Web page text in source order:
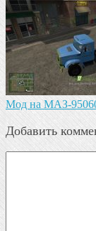
Mод на МАЗ-
Добавить